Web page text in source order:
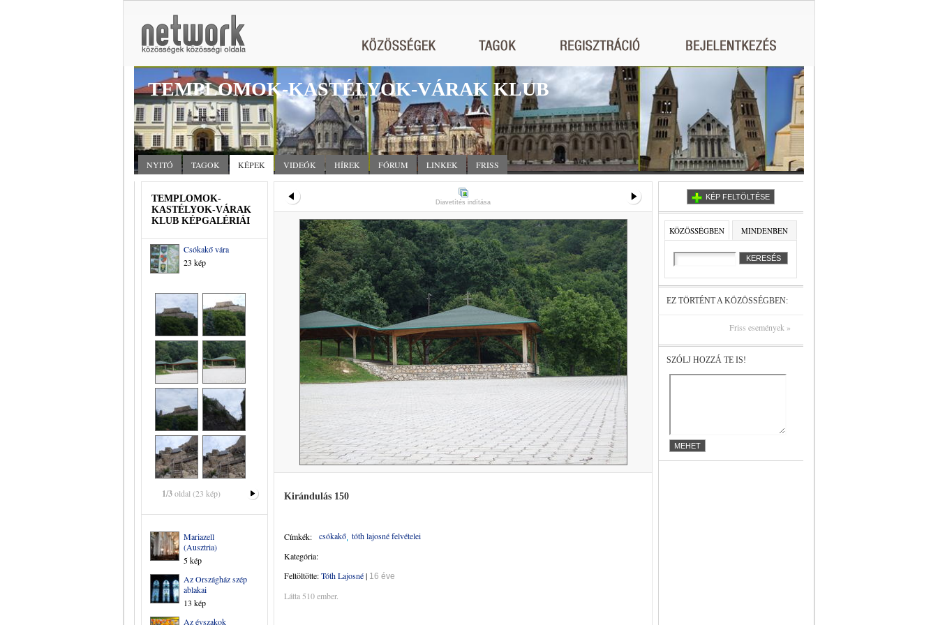
TEMPLOMOK-KASTÉLYOK-VÁRAK KLUB
NYITÓ TAGOK KÉPEK VIDEÓK HÍREK FÓRUM LINKEK FRISS
TEMPLOMOK-
KASTÉLYOK-VÁRAK
KLUB KÉPGALÉRIÁI
Csókakő vára
23 kép
1/3oldal (23 kép)
Mariazell
(Ausztria)
5 kép
Az Országház szép
ablakai
13 kép
Az évszakok
Diavetítés indítása
Kirándulás 150
Címkék: csókakő tóth lajosné felvételei
Kategória:
Feltöltötte:Tóth Lajosné| 16 éve
Látta 510 ember.
KÉP FELTÖLTÉSE
KÖZÖSSÉGBEN MINDENBEN
EZ TÖRTÉNT A KÖZÖSSÉGBEN:
Friss események »
SZÓLJ HOZZÁ TE IS!